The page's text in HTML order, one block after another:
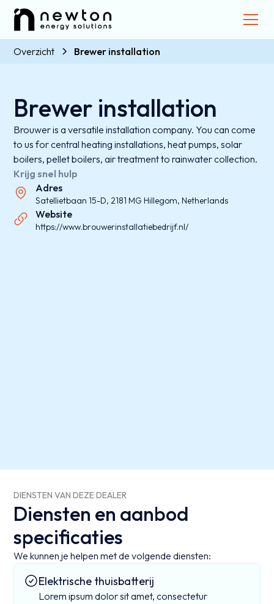
Overzicht Brewer installation
Brewer installation
Brouwer is a versatile installation company. You can come
to us for central heating installations, heat pumps, solar
boilers, pellet boilers, air treatment to rainwater collection.
Krijg snel hulp
Adres
Satellietbaan 15-D, 2181 MG Hillegom, Netherlands
Website
https://www.brouwerinstallatiebedrijf.nl/
DIENSTEN VAN DEZE DEALER
Diensten en aanbod
specificaties
We kunnen je helpen met de volgende diensten:
Elektrische thuisbatterij
Lorem ipsum dolor sit amet, consectetur